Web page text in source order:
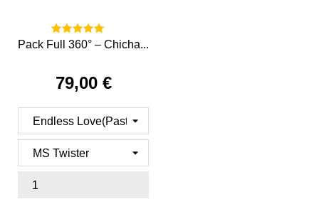
Pack Full 360° – Chicha...
79,00 €